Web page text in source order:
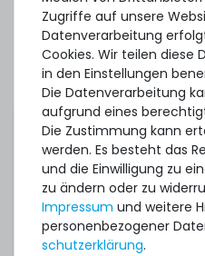
Hinweis:Diese Links
Herstellerwebseite.
Kompatible
Canonical Ubuntu 16.04
Canonical Ubuntu 18.04 LTS
Canonical Ubuntu 20.04 LTS
Zugriffe auf unsere
Datenverarbeitung
Cookies. Wir teilen diese
in den Einstellungen
Die Datenverarbeitung
aufgrund eines
Die Zustimmung kann
werden. Es besteht das
und die Einwilligung zu
zu ändern oder zu
Impressum und weitere
personenbezogener
schutz­erklärung.